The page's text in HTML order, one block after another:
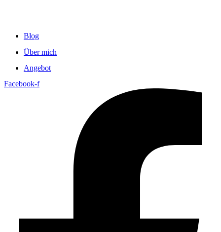
Blog
Über mich
Angebot
Facebook-f